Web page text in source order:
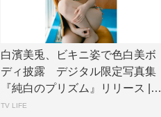
白濱美兎、ビキニ姿で色白美ボ
ディ披露 デジタル限定写真集
『純白のプリズム』リリース | T
V LIF...
TV LIFE